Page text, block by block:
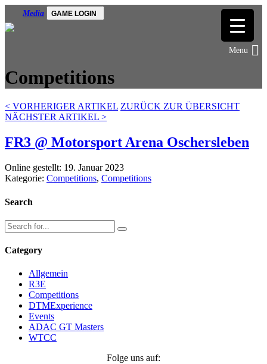
Media GAME LOGIN
Competitions
< VORHERIGER ARTIKEL ZURÜCK ZUR ÜBERSICHT
NÄCHSTER ARTIKEL >
FR3 @ Motorsport Arena Oschersleben
Online gestellt: 19. Januar 2023
Kategorie: Competitions, Competitions
Search
Category
Allgemein
R3E
Competitions
DTMExperience
Events
ADAC GT Masters
WTCC
Folge uns auf: